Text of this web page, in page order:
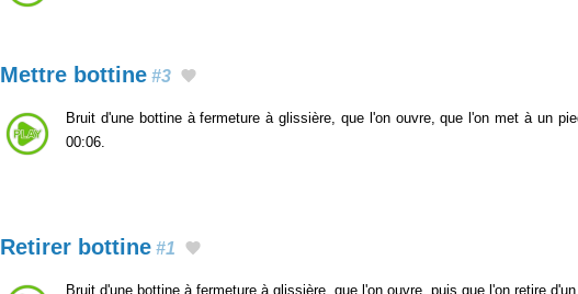
Mettre bottine #3
Bruit d'une bottine à fermeture à glissière, que l'on ouvre, que l'on met à un
00:06.
Retirer bottine #1
Bruit d'une bottine à fermeture à glissière, que l'on ouvre, puis que l'on retire